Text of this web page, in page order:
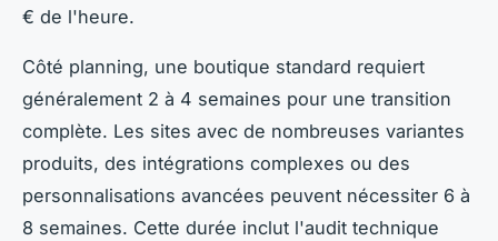
€ de l'heure.
Côté planning, une boutique standard requiert
généralement 2 à 4 semaines pour une transition
complète. Les sites avec de nombreuses variantes
produits, des intégrations complexes ou des
personnalisations avancées peuvent nécessiter 6 à
8 semaines. Cette durée inclut l'audit technique